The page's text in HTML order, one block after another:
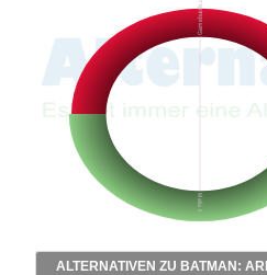
ALTERNATIVEN ZU BATMAN: